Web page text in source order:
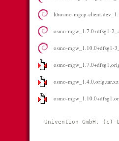
libosmo-mgcp-client-
osmo-mgw_1.7.0+dfsg1-
osmo-mgw_1.10.0+dfsg1-
osmo-
osmo-mgw_1.4.0.orig.tar.xz
osmo-
Univention GmbH, (c)